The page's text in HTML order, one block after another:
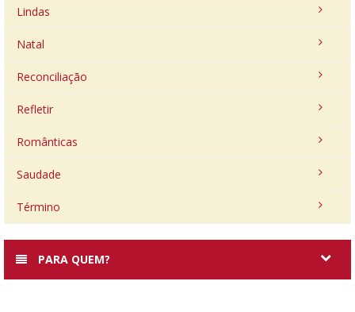
Lindas
Natal
Reconciliação
Refletir
Românticas
Saudade
Término
PARA QUEM?